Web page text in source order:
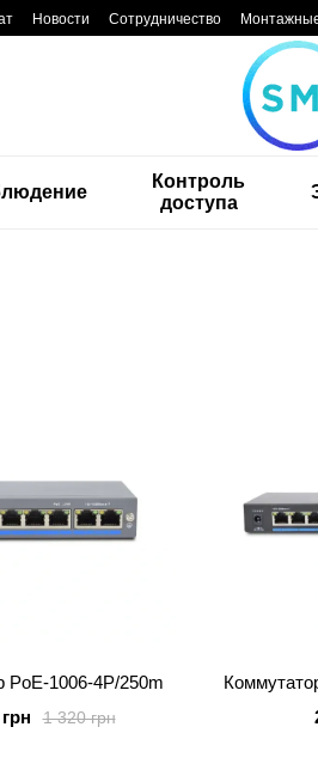
Новости Сотрудничество
Контроль
доступа
PoE-1006-4P/250m
1 320 грн